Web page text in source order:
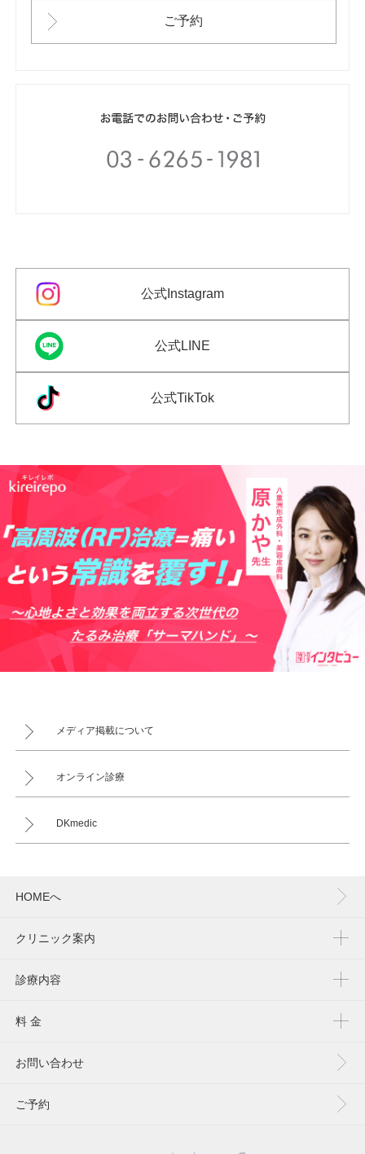
ご予約
公式Instagram
公式LINE
公式TikTok
メディア掲載について
オンライン診療
DKmedic
HOMEへ
クリニック案内
診療内容
料 金
お問い合わせ
ご予約